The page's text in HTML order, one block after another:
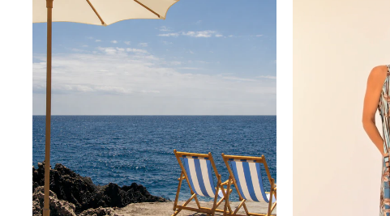
Krems
Leipzig
Linz
Lübeck
Münster
Oldenburg